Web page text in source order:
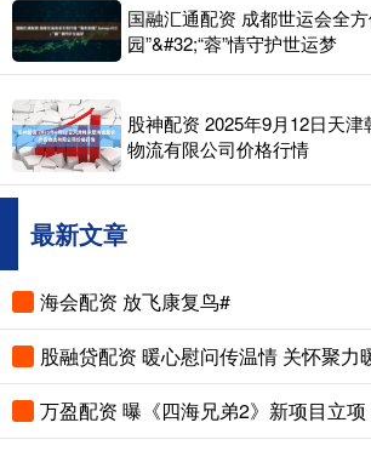
国融汇通配资 成都世运会全
园”&#32;“蓉”情守护世运梦
股神配资 2025年9月12日天
物流有限公司价格行情
最新文章
海会配资 放飞康复鸟#